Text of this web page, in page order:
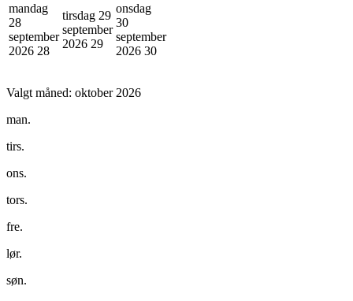
mandag
28
september
2026 28
tirsdag 29
september
2026 29
onsdag
30
september
2026 30
Valgt måned: oktober 2026
man.
tirs.
ons.
tors.
fre.
lør.
søn.